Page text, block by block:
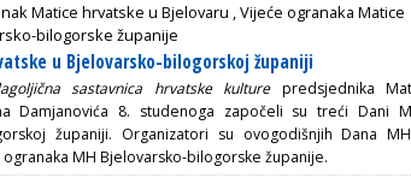
Matice hrvatske u Bjelovaru , Vijeće ogranaka Matice
bilogorske županije
u Bjelovarsko-bilogorskoj županiji
sastavnica hrvatske kulturepredsjednika
Damjanovića 8. studenoga započeli su treći Dani
županiji. Organizatori su ovogodišnjih Dana
MH Bjelovarsko-bilogorske županije.